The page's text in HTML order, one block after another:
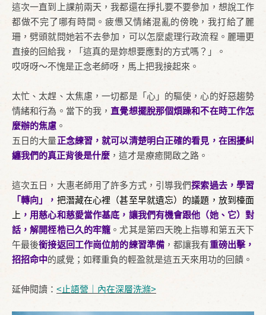
這次一直到上課前兩天，我都還在掙扎要不要參加，想說工作
都做不完了哪有時間。疲憊又情緒混亂的傍晚，我打給了麗
珊，劈頭就問她若不去參加，可以怎麼處理行政流程。麗珊更
直接的回給我，「這真的是妳想要應對的方式嗎？」。
哎呀呀～不愧是正念老師呀，馬上把我接起來。
太忙、太趕、太焦慮，一切都是「心」的驅使，心的好惡趨勢
情緒和行為。當下的我， 直覺想擺脫那個煩躁和不在時工作怎
麼辦的焦慮 。
五日的大量正念練習，就可以清楚明白正確的看見，在困擾糾
纏我們的真正背後是什麼 ，這才是療癒開啟之路。
這次五日，大惠老師用了許多方式，引導我們探索過去，學習
「轉向」， 把潛藏在心裡（甚至早就遺忘）的議題，放到檯面
上 ，用慈心和慈愛當作基底，讓我們有機會跟他（她、它）對
話，解開桎梏已久的牢籠 。尤其是第四天晚上指導和第五天下
午最後銜接返回工作崗位前的練習準備，都讓我有重磅出擊，
招招命中的感覺；如釋重負的輕盈就是這五天來用功的回饋。
延伸閱讀： <止語營｜內在深層洗滌>